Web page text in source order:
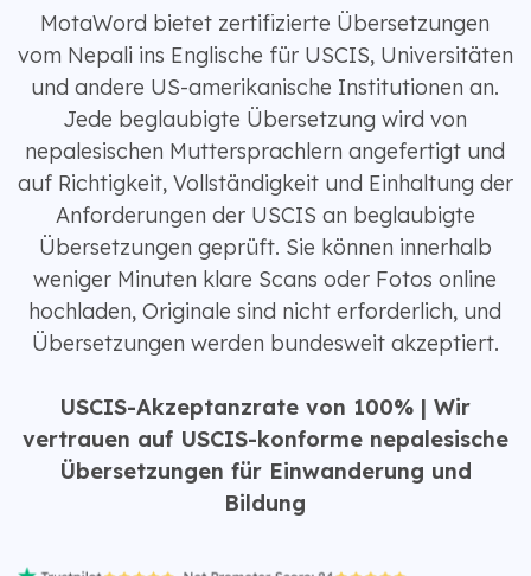
MotaWord bietet zertifizierte Übersetzungen
vom Nepali ins Englische für USCIS, Universitäten
und andere US-amerikanische Institutionen an.
Jede beglaubigte Übersetzung wird von
nepalesischen Muttersprachlern angefertigt und
auf Richtigkeit, Vollständigkeit und Einhaltung der
Anforderungen der USCIS an beglaubigte
Übersetzungen geprüft. Sie können innerhalb
weniger Minuten klare Scans oder Fotos online
hochladen, Originale sind nicht erforderlich, und
Übersetzungen werden bundesweit akzeptiert.
USCIS-Akzeptanzrate von 100% | Wir
vertrauen auf USCIS-konforme nepalesische
Übersetzungen für Einwanderung und
Bildung